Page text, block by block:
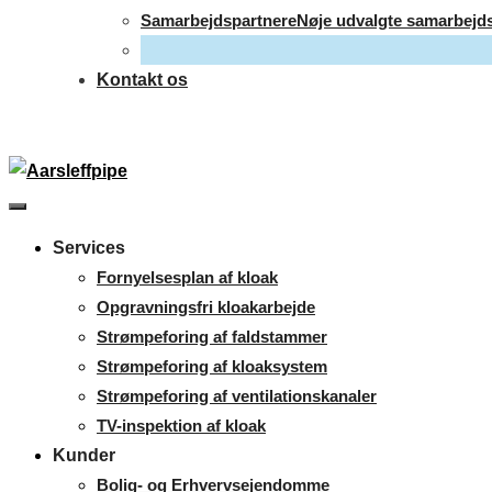
SamarbejdspartnereNøje udvalgte
Kontakt os
Services
Fornyelsesplan af kloak
Opgravningsfri kloakarbejde
Strømpeforing af faldstammer
Strømpeforing af kloaksystem
Strømpeforing af ventilationskanaler
TV-inspektion af kloak
Kunder
Bolig- og Erhvervsejendomme